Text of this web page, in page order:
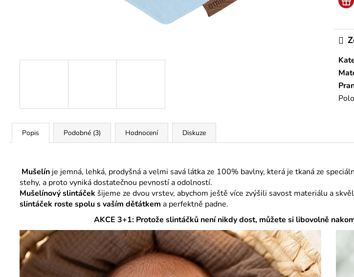
Popis Podobné (3) Hodnocení Diskuze
Mušelín je jemná, lehká, prodyšná a velmi savá látka ze 100% bavlny, která je tkaná ze
stehy, a proto vyniká dostatečnou pevností a odolností.
Mušelínový slintáček šijeme ze dvou vrstev, abychom ještě více zvýšili savost materiálu a
slintáček roste spolu s vaším děťátkem a perfektně padne.
AKCE 3+1: Protože slintáčků není nikdy dost, můžete si libovolně